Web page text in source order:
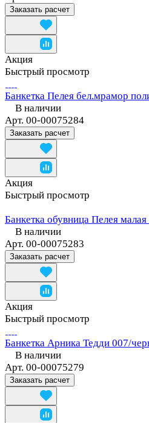
Заказать расчет
Акция
Быстрый просмотр
Банкетка Пелея бел.мрамор
В наличии
Арт. 00-00075284
Заказать расчет
Акция
Быстрый просмотр
Банкетка обувница Пелея
В наличии
Арт. 00-00075283
Заказать расчет
Акция
Быстрый просмотр
Банкетка Арника Тедди 007/
В наличии
Арт. 00-00075279
Заказать расчет